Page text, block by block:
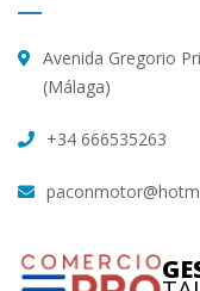
Avenida Gregorio
(Málaga)
+34 666535263